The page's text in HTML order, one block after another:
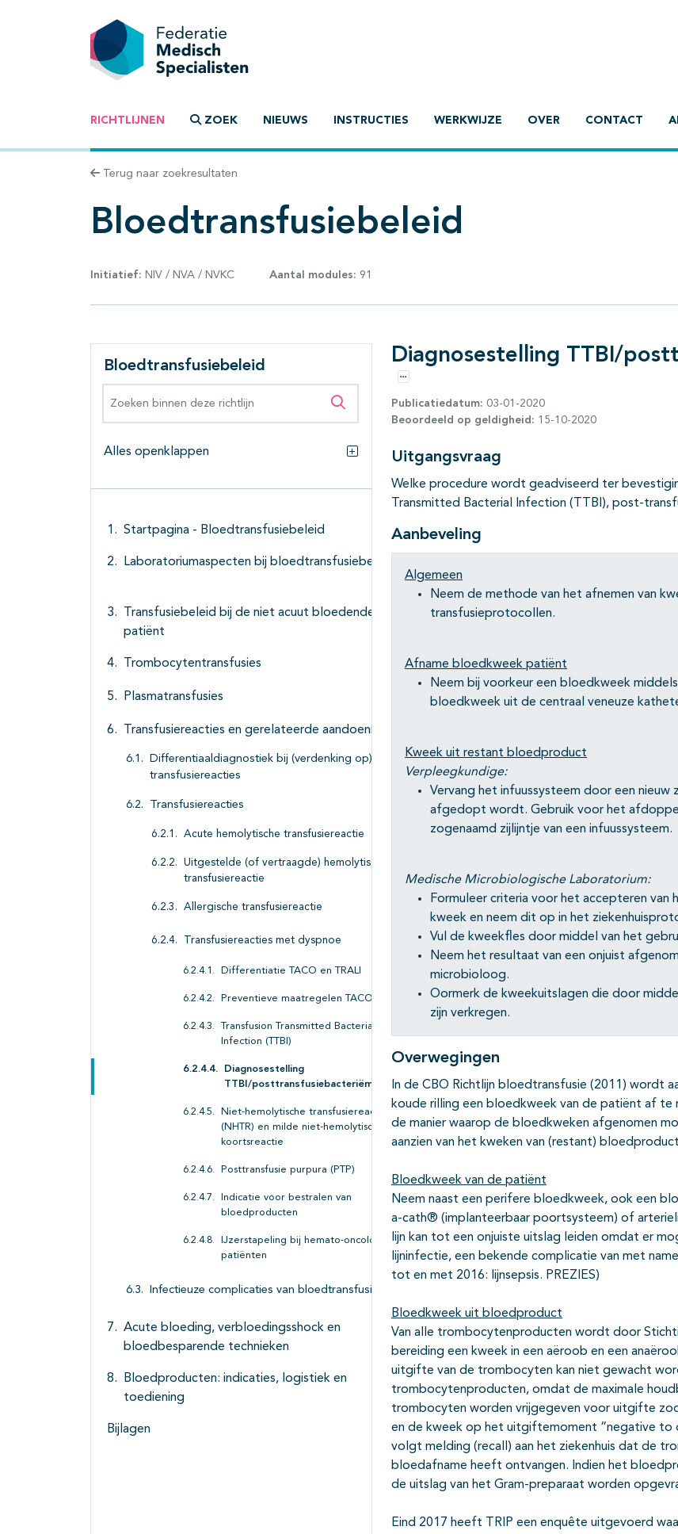
RICHTLIJNEN ZOEK NIEUWS INSTRUCTIES WERKWIJZE OVER CONTACT
Terug naar zoekresultaten
Bloedtransfusiebeleid
Initiatief: NIV / NVA / NVKC Aantal modules: 91
Bloedtransfusiebeleid
Zoeken binnen deze richtlijn
Alles openklappen
Startpagina - Bloedtransfusiebeleid
Laboratoriumaspecten bij bloedtransfusiebeleid
Subpagina's open- en dichtklappen
Transfusiebeleid bij de niet acuut bloedende
patiënt
Trombocytentransfusies
Subpagina's open- en dichtklappen
Plasmatransfusies
Transfusiereacties en gerelateerde aandoeningen
Subpagina's open- en dichtklappen
Differentiaaldiagnostiek bij (verdenking op) acute
transfusiereacties
Transfusiereacties
Subpagina's open- en dichtklappen
Acute hemolytische transfusiereactie
Uitgestelde (of vertraagde) hemolytische
transfusiereactie
Allergische transfusiereactie
Subpagina's open- en dichtklappen
Transfusiereacties met dyspnoe
Subpagina's open- en dichtklappen
Differentiatie TACO en TRALI
Preventieve maatregelen TACO
Transfusion Transmitted Bacterial
Infection (TTBI)
Diagnosestelling
TTBI/posttransfusiebacteriëmie/sepsis
Niet-hemolytische transfusiereactie
(NHTR) en milde niet-hemolytische
koortsreactie
Posttransfusie purpura (PTP)
Indicatie voor bestralen van
bloedproducten
IJzerstapeling bij hemato-oncologische
patiënten
Infectieuze complicaties van bloedtransfusies
Subpagina's open- en dichtklappen
Acute bloeding, verbloedingsshock en
bloedbesparende technieken
Subpagina's open- en dichtklappen
Bloedproducten: indicaties, logistiek en
toediening
Subpagina's open- en dichtklappen
Bijlagen
Diagnosestelling TTBI/
Opties
Publicatiedatum: 03-01-2020
Beoordeeld op geldigheid: 15-10-2020
Uitgangsvraag
Welke procedure wordt geadviseerd ter
Transmitted Bacterial Infection (TTBI), post-
Aanbeveling
Algemeen
Neem de methode van het afnemen van
transfusieprotocollen.
Afname bloedkweek patiënt
Neem bij voorkeur een bloedkweek
bloedkweek uit de centraal veneuze
Kweek uit restant bloedproduct
Verpleegkundige:
Vervang het infuussysteem door een
afgedopt wordt. Gebruik voor het
zogenaamd zijlijntje van een infuussysteem.
Medische Microbiologische Laboratorium:
Formuleer criteria voor het accepteren
kweek en neem dit op in het
Vul de kweekfles door middel van het
Neem het resultaat van een onjuist
microbioloog.
Oormerk de kweekuitslagen die door
zijn verkregen.
Overwegingen
In de CBO Richtlijn bloedtransfusie (2011) wordt
koude rilling een bloedkweek van de patiënt af
de manier waarop de bloedkweken afgenomen
aanzien van het kweken van (restant)
Bloedkweek van de patiënt
Neem naast een perifere bloedkweek, ook een
a-cath® (implanteerbaar poortsysteem) of
lijn kan tot een onjuiste uitslag leiden omdat er
lijninfectie, een bekende complicatie van met
tot en met 2016: lijnsepsis. PREZIES)
Bloedkweek uit bloedproduct
Van alle trombocytenproducten wordt door
bereiding een kweek in een aëroob en een
uitgifte van de trombocyten kan niet gewacht
trombocytenproducten, omdat de maximale
trombocyten worden vrijgegeven voor uitgifte
en de kweek op het uitgiftemoment “negative
volgt melding (recall) aan het ziekenhuis dat de
bloedafname heeft ontvangen. Indien het
de uitslag van het Gram-preparaat worden
Eind 2017 heeft TRIP een enquête uitgevoerd